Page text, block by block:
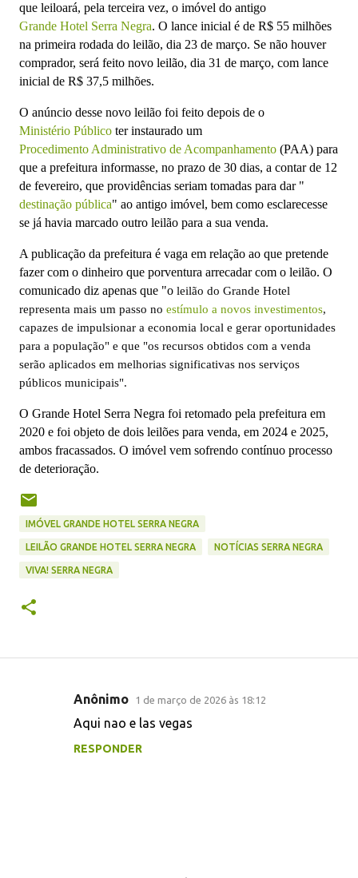
que leiloará, pela terceira vez, o imóvel do antigo
Grande Hotel Serra Negra. O lance inicial é de R$ 55 milhões
na primeira rodada do leilão, dia 23 de março. Se não houver
comprador, será feito novo leilão, dia 31 de março, com lance
inicial de R$ 37,5 milhões.
O anúncio desse novo leilão foi feito depois de o
Ministério Público ter instaurado um
Procedimento Administrativo de Acompanhamento (PAA) para
que a prefeitura informasse, no prazo de 30 dias, a contar de 12
de fevereiro, que providências seriam tomadas para dar "
destinação pública" ao antigo imóvel, bem como esclarecesse
se já havia marcado outro leilão para a sua venda.
A publicação da prefeitura é vaga em relação ao que pretende
fazer com o dinheiro que porventura arrecadar com o leilão. O
comunicado diz apenas que "o leilão do Grande Hotel
representa mais um passo no estímulo a novos investimentos,
capazes de impulsionar a economia local e gerar oportunidades
para a população" e que "os recursos obtidos com a venda
serão aplicados em melhorias significativas nos serviços
públicos municipais".
O Grande Hotel Serra Negra foi retomado pela prefeitura em
2020 e foi objeto de dois leilões para venda, em 2024 e 2025,
ambos fracassados. O imóvel vem sofrendo contínuo processo
de deterioração.
IMÓVEL GRANDE HOTEL SERRA NEGRA
LEILÃO GRANDE HOTEL SERRA NEGRA NOTÍCIAS SERRA NEGRA
VIVA! SERRA NEGRA
Anônimo 1 de março de 2026 às 18:12
Aqui nao e las vegas
RESPONDER